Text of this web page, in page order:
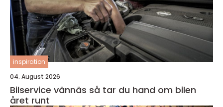
inspiration
04. August 2026
Bilservice vännäs så tar du hand om bilen
året runt